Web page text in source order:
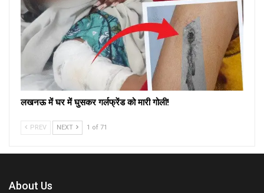
लखनऊ में घर में घुसकर गर्लफ्रेंड को मारी गोली!
PREV NEXT 1 of 71
About Us